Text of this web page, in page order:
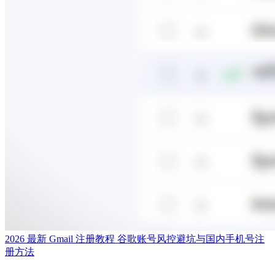
2026 最新 Gmail 注册教程 谷歌账号风控避坑与国内手机号注
册方法